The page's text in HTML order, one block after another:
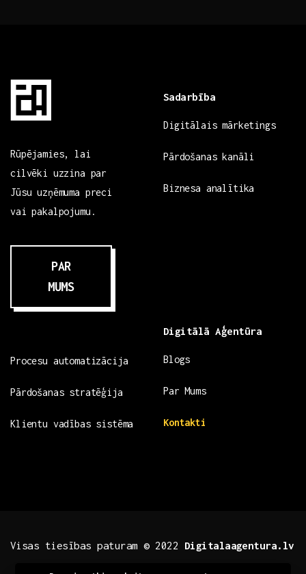
Rūpējamies, lai
cilvēki uzzina par
Jūsu uzņēmuma preci
vai pakalpojumu.
PAR
MUMS
Sadarbība
Digitālais mārketings
Pārdošanas kanāli
Biznesa analītika
Procesu automatizācija
Pārdošanas stratēģija
Klientu vadības sistēma
Digitālā Aģentūra
Blogs
Par Mums
Kontakti
Visas tiesības paturam © 2022 Digitalaagentura.lv